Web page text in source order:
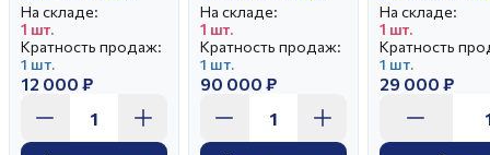
На складе:
1 шт.
Кратность продаж:
1 шт.
12 000 ₽
На складе:
1 шт.
Кратность продаж:
1 шт.
90 000 ₽
На складе:
1 шт.
Кратность
1 шт.
29 000 ₽